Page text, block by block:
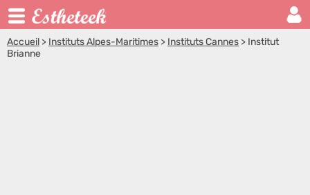
Accueil > Instituts Alpes-Maritimes > Instituts Cannes > Institut
Brianne